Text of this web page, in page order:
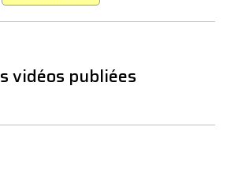
vidéos publiées